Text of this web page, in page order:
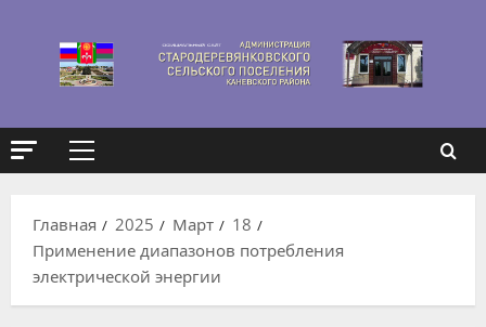
содержимому
Основное
Главная
2025 Март
18
Применение диапазонов потребления
электрической энергии